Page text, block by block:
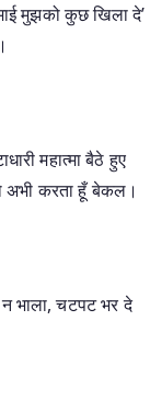
मुझको कुछ खिला दे’
महात्मा बैठे हुए
अभी करता हूँ बेकल।
भाला, चटपट भर दे